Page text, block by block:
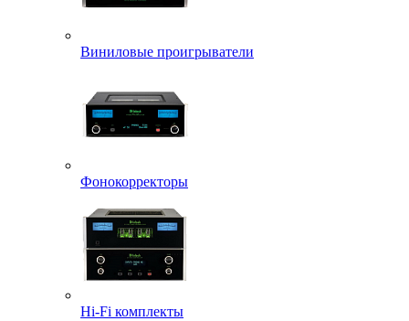
Виниловые проигрыватели
Фонокорректоры
Hi-Fi комплекты